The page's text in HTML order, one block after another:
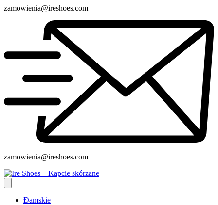
zamowienia@ireshoes.com
zamowienia@ireshoes.com
Damskie